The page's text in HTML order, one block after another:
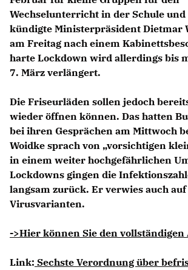
Wechselunterricht in der Schule und
kündigte Ministerpräsident Dietmar
am Freitag nach einem
harte Lockdown wird allerdings bis
7. März verlängert.
Die Friseurläden sollen jedoch
wieder öffnen können. Das hatten
bei ihren Gesprächen am Mittwoch
Woidke sprach von „vorsichtigen
in einem weiter hochgefährlichen
Lockdowns gingen die
langsam zurück. Er verwies auch auf
Virusvarianten.
->Hier können Sie den
Link: Sechste Verordnung über